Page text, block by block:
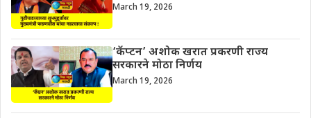
March 19, 2026
‘कॅप्टन’ अशोक खरात प्रकरणी राज्य
सरकारने मोठा निर्णय
March 19, 2026